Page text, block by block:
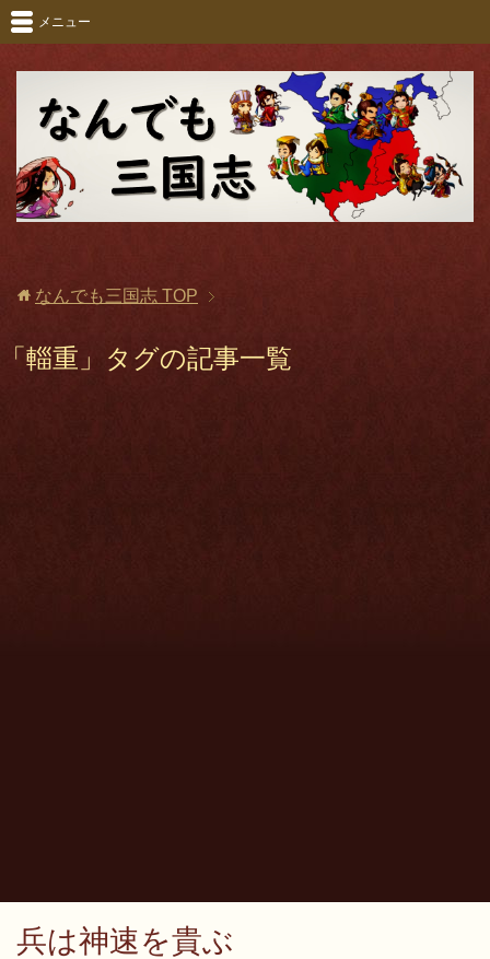
メニュー
なんでも三国志 TOP
「輜重」タグの記事一覧
兵は神速を貴ぶ